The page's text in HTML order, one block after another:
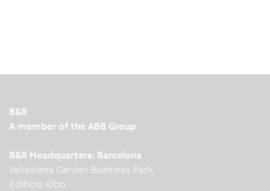
B&R
A member of the ABB Group
B&R Headquarters: Barcelona
Vallsolana Garden Business Park,
Edificio Kibo,